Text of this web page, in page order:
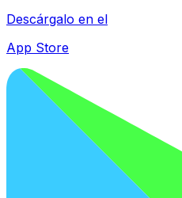
Descárgalo en el
App Store